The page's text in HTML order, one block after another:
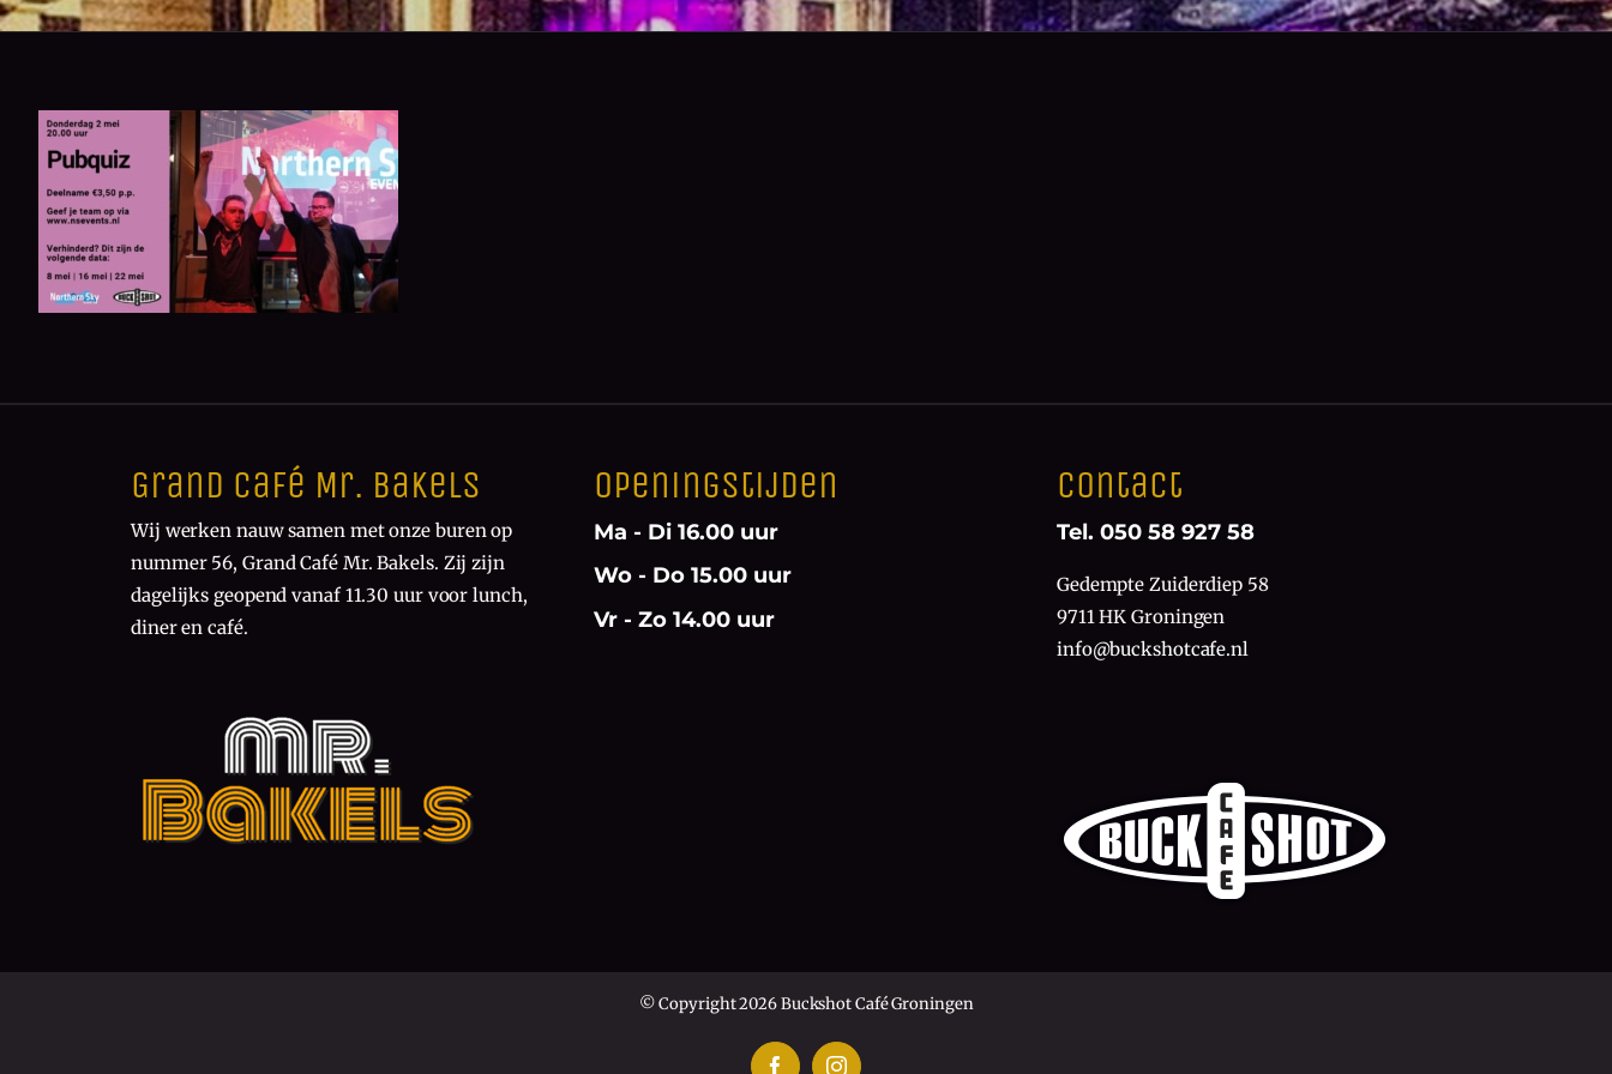
Grand Café Mr. Bakels
Wij werken nauw samen met onze buren op
nummer 56, Grand Café Mr. Bakels. Zij zijn
dagelijks geopend vanaf 11.30 uur voor lunch,
diner en café.
Openingstijden
Ma - Di 16.00 uur
Wo - Do 15.00 uur
Vr - Zo 14.00 uur
Contact
Tel. 050 58 927 58
Gedempte Zuiderdiep 58
9711 HK Groningen
info@buckshotcafe.nl
© Copyright 2026 Buckshot Café Groningen